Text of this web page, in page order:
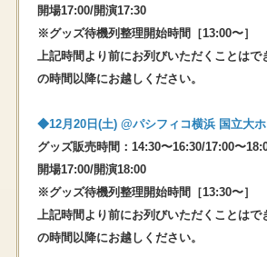
開場17:00/開演17:30
※グッズ待機列整理開始時間［13:00〜］
上記時間より前にお列びいただくことは
の時間以降にお越しください。
◆12⽉20⽇(⼟) @パシフィコ横浜 国⽴⼤
グッズ販売時間：14:30〜16:30/17:00〜
開場17:00/開演18:00
※グッズ待機列整理開始時間［13:30〜］
上記時間より前にお列びいただくことは
の時間以降にお越しください。